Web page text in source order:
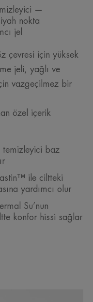
—
nokta
jel
çevresi için yüksek
jeli, yağlı ve
vazgeçilmez bir
özel içerik
temizleyici baz
ile ciltteki
yardımcı olur
Su’nun
konfor hissi sağlar